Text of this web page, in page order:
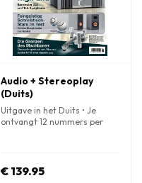
Audio + Stereoplay
(Duits)
Uitgave in het Duits • Je
ontvangt 12 nummers per
€ 139.95